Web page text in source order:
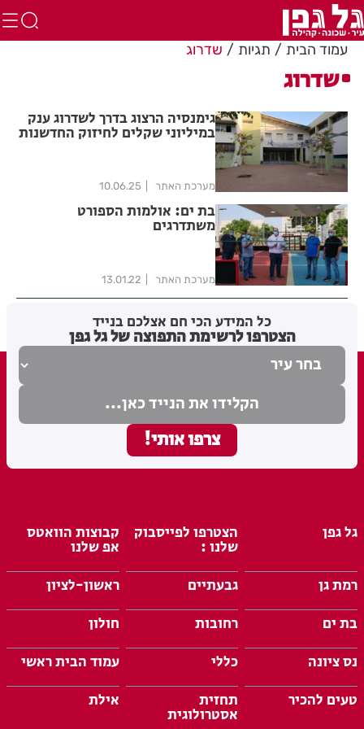
עמוד הבית תגיות שדרוג
שדרוג
גימנסיה הרצוג בדרך לשדרוג ענק
במיליוני שקלים לחיזוק החדשנות
מערכת האתר 10.06.25
בת ים: אולמות הספורט
משתדרגים
מערכת האתר 13.01.22
כל המידע הכי חם אצלכם בנייד
הצטרפו לרשימת התפוצה של גל גפן
גל גפן הצטרפו לפייסבוק
שלנו :
קבוצות הוואטס
אפ שלנו
רמת גן
גבעתיים
ראשון-לציון
בת ים
רחובות
חולון
נס ציונה
כללי
עמוד הבית ראשי
טעים להכיר
תחזית
אסטרולוגית
אילת